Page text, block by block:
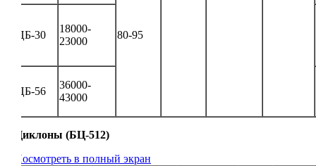
80-95
ЦБ-30
18000-
23000
ЦБ-56
36000-
43000
Циклоны (БЦ-512)
Посмотреть в полный экран